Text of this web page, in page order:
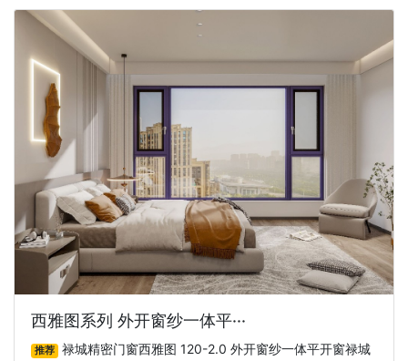
西雅图系列 外开窗纱一体平···
推荐 禄城精密门窗西雅图 120-2.0 外开窗纱一体平开窗禄城